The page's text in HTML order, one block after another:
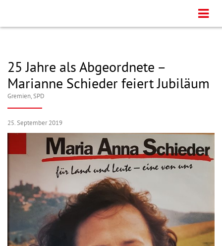
25 Jahre als Abgeordnete –
Marianne Schieder feiert Jubiläum
Gremien,SPD
25. September 2019